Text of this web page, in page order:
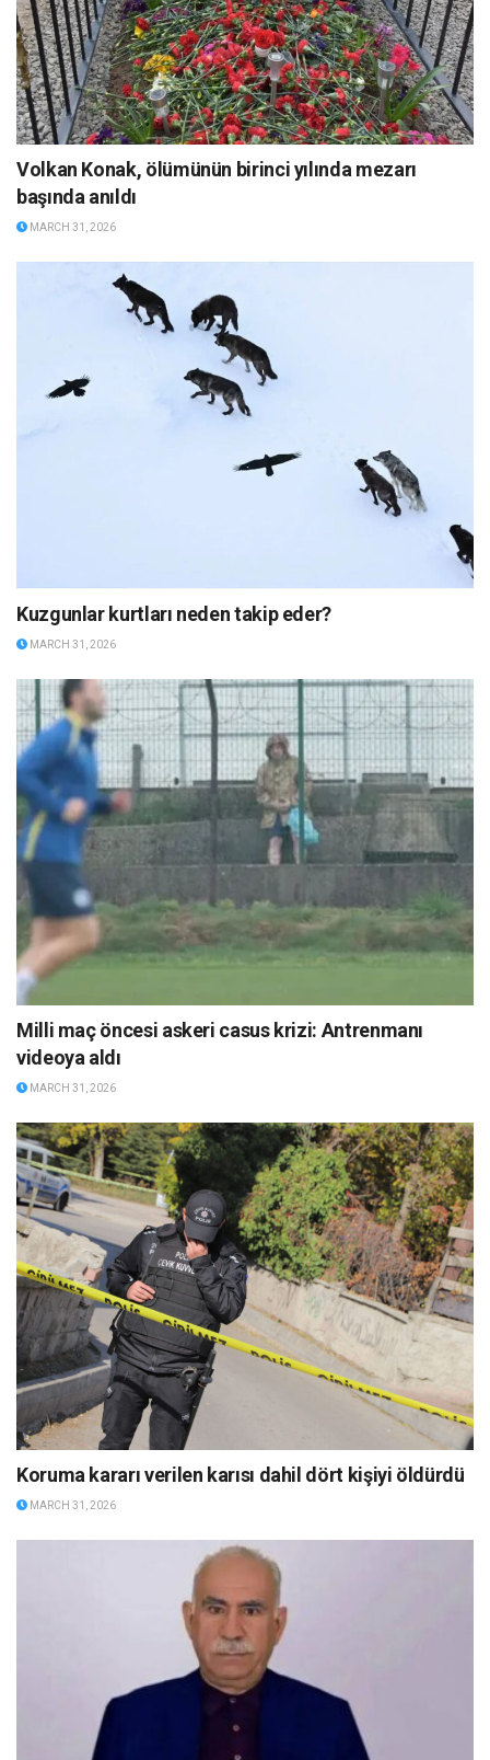
Volkan Konak, ölümünün birinci yılında mezarı
başında anıldı
MARCH 31, 2026
Kuzgunlar kurtları neden takip eder?
MARCH 31, 2026
Milli maç öncesi askeri casus krizi: Antrenmanı
videoya aldı
MARCH 31, 2026
Koruma kararı verilen karısı dahil dört kişiyi öldürdü
MARCH 31, 2026